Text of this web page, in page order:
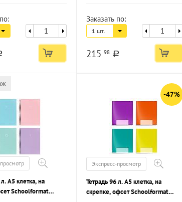
Заказать по:
1 шт.
215 98 a
А5 клетка, на
Schoolformat
-47%
Экспресс-просмотр
Тетрадь 96 л. А5 клетка, на
скрепке, офсет Schoolformat